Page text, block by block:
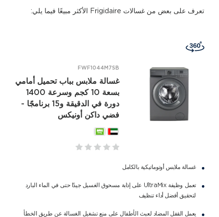
تعرف على بعض من غسالات Frigidaire الأكثر مبيعًا فيما يلي:
FWF1044M7SB
غسالة ملابس بباب تحميل أمامي
بسعة 10 كجم وسرعة 1400
دورة في الدقيقة و15 برنامجًا -
فضي داكن أونيكس
غسالة ملابس أوتوماتيكية بالكامل
تعمل وظيفة UltraMix على إذابة مسحوق الغسيل جيدًا حتى في الماء البارد
لتحقيق أفضل أداء تنظيف
يعمل القفل المضاد لعبث الأطفال على منع تشغيل الغسالة عن طريق الخطأ